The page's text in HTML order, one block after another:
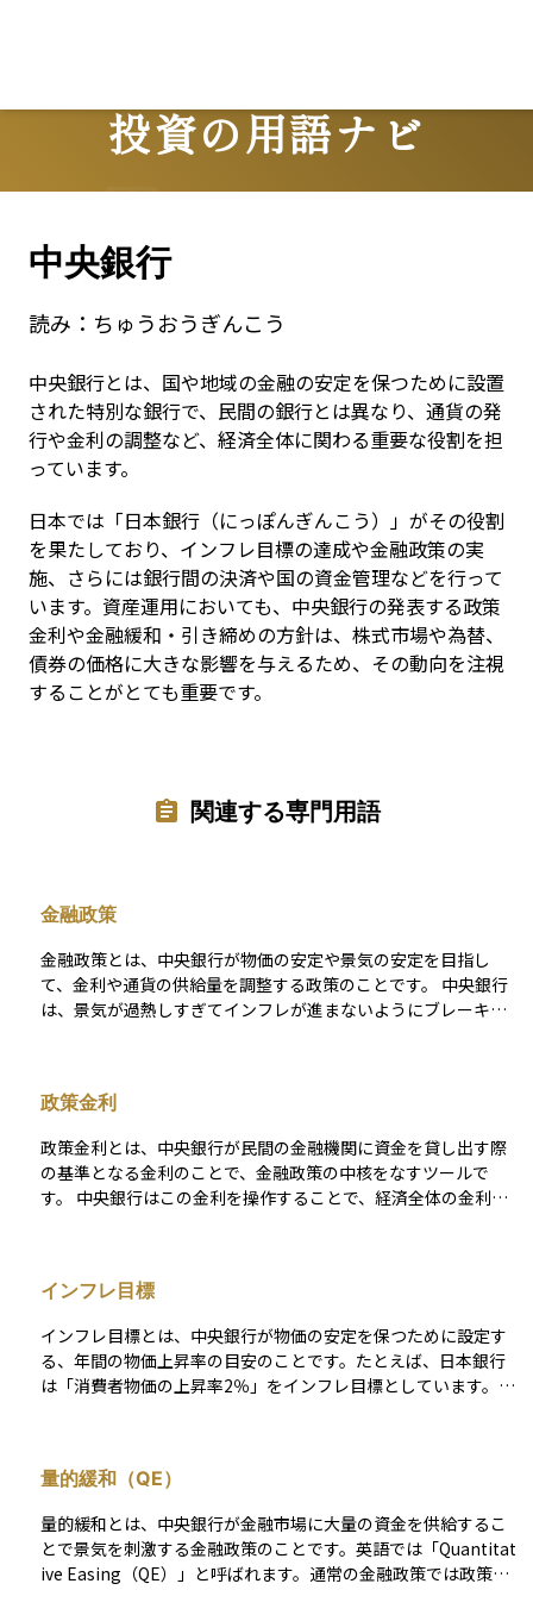
投資の用語ナビ
Terms
中央銀行
読み： ちゅうおうぎんこう
中央銀行とは、国や地域の金融の安定を保つために設置
された特別な銀行で、民間の銀行とは異なり、通貨の発
行や金利の調整など、経済全体に関わる重要な役割を担
っています。
日本では「日本銀行（にっぽんぎんこう）」がその役割
を果たしており、インフレ目標の達成や金融政策の実
施、さらには銀行間の決済や国の資金管理などを行って
います。資産運用においても、中央銀行の発表する政策
金利や金融緩和・引き締めの方針は、株式市場や為替、
債券の価格に大きな影響を与えるため、その動向を注視
することがとても重要です。
関連する専門用語
金融政策
金融政策とは、中央銀行が物価の安定や景気の安定を目指し
て、金利や通貨の供給量を調整する政策のことです。 中央銀行
は、景気が過熱しすぎてインフレが進まないようにブレーキを
の操作（利下げ・利上げ）：短期金利を上下させて、消費や投
資を刺激・抑制します。 - 公開市場操作：中央銀行が国債など
を売買することで、市場の資金量を調整します。 - 預金準備率
の変更：銀行が中央銀行に預ける準備金の割合を調整すること
で、貸し出し可能な資金量をコントロールします。 金融政策
の上昇要因となる一方で、金利低下により通貨が下落しやすく
において非常に重要なファクターであり、中央銀行の声明や会
合の結果には多くの投資家が注目しています。
政策金利
政策金利とは、中央銀行が民間の金融機関に資金を貸し出す際
の基準となる金利のことで、金融政策の中核をなすツールで
す。 中央銀行はこの金利を操作することで、経済全体の金利水
に、インフレが進みすぎているときには政策金利を引き上げて
（利上げ）需要を抑え、物価の上昇をコントロールしようとし
ます。 政策金利の変更は、住宅ローンや企業の融資金利、預金
金利など、私たちの生活に関わる金利にも波及します。また、
株式市場・債券市場・為替市場にも大きな影響を与えるため、
通貨が上昇する可能性があります。逆に利下げが行われれば、
（例：日本銀行、FRB、ECBなど）は、定期的に会合を開き、
経済情勢や物価の動向を見ながら政策金利を調整しています。
インフレ目標
インフレ目標とは、中央銀行が物価の安定を保つために設定す
る、年間の物価上昇率の目安のことです。たとえば、日本銀行
は「消費者物価の上昇率2％」をインフレ目標としています。
見通しを立てやすくなり、経済活動が安定しやすくなるという
効果があります。資産運用においても、物価の上昇はお金の価
値を減らす要因となるため、インフレ目標は投資判断の重要な
参考情報になります。
量的緩和（QE）
量的緩和とは、中央銀行が金融市場に大量の資金を供給するこ
とで景気を刺激する金融政策のことです。英語では「Quantitat
ive Easing（QE）」と呼ばれます。通常の金融政策では政策金